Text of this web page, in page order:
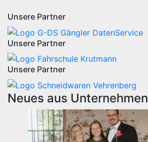
Unsere Partner
Unsere Partner
Unsere Partner
Neues aus Unternehmen